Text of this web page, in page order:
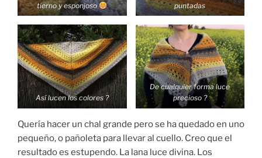
tierno y esponjoso
puntadas
Así lucen los colores ?
De cualquier forma luce
precioso ?
Quería hacer un chal grande pero se ha quedado en uno
pequeño, o pañoleta para llevar al cuello. Creo que el
resultado es estupendo. La lana luce divina. Los